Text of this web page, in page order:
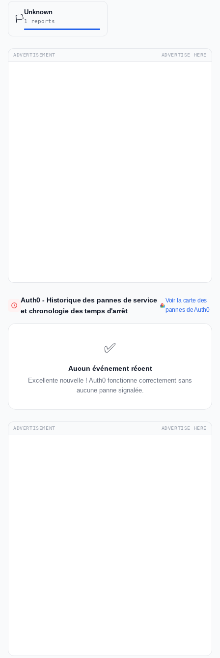
🏳️
Unknown
1 reports
ADVERTISEMENT ADVERTISE HERE
Auth0 - Historique des pannes de service
et chronologie des temps d'arrêt
Voir la carte des
pannes de Auth0
✅
Aucun événement récent
Excellente nouvelle ! Auth0 fonctionne correctement sans
aucune panne signalée.
ADVERTISEMENT ADVERTISE HERE